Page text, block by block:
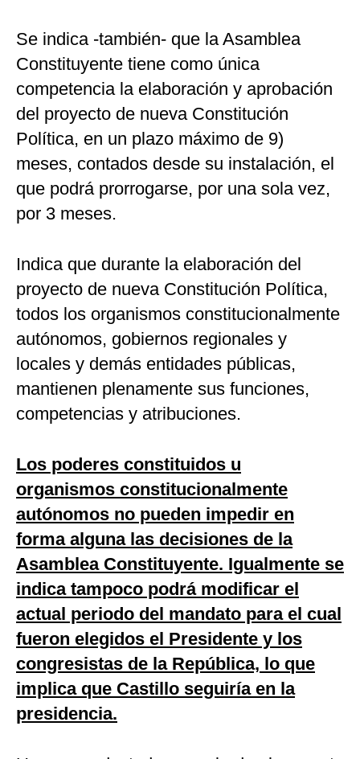
Se indica -también- que la Asamblea
Constituyente tiene como única
competencia la elaboración y aprobación
del proyecto de nueva Constitución
Política, en un plazo máximo de 9)
meses, contados desde su instalación, el
que podrá prorrogarse, por una sola vez,
por 3 meses.
Indica que durante la elaboración del
proyecto de nueva Constitución Política,
todos los organismos constitucionalmente
autónomos, gobiernos regionales y
locales y demás entidades públicas,
mantienen plenamente sus funciones,
competencias y atribuciones.
Los poderes constituidos u
organismos constitucionalmente
autónomos no pueden impedir en
forma alguna las decisiones de la
Asamblea Constituyente. Igualmente se
indica tampoco podrá modificar el
actual periodo del mandato para el cual
fueron elegidos el Presidente y los
congresistas de la República, lo que
implica que Castillo seguiría en la
presidencia.